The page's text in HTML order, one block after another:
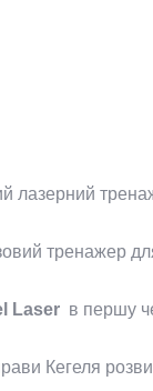
лазерний
тренажер
Laser в першу
Кегеля